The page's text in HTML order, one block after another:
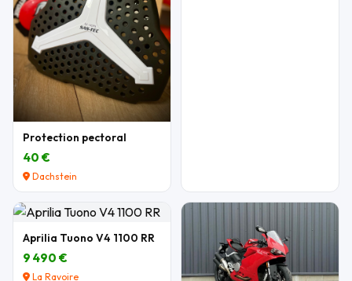
Protection pectoral
40 €
Dachstein
Aprilia Tuono V4 1100 RR
9 490 €
La Ravoire